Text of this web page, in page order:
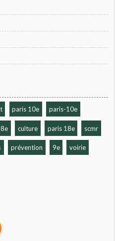
paris 10e paris-10e
culture paris 18e scmr
prévention 9e voirie